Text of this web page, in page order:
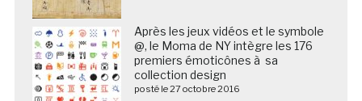
Après les jeux vidéos et le symbole
@, le Moma de NY intègre les 176
premiers émoticônes à sa
collection design
posté le 27 octobre 2016